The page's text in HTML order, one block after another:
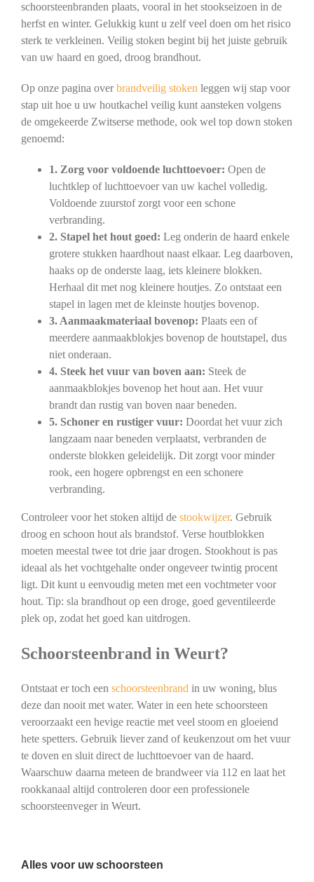
schoorsteenbranden plaats, vooral in het stookseizoen in de
herfst en winter. Gelukkig kunt u zelf veel doen om het risico
sterk te verkleinen. Veilig stoken begint bij het juiste gebruik
van uw haard en goed, droog brandhout.
Op onze pagina overbrandveilig stoken leggen wij stap voor
stap uit hoe u uw houtkachel veilig kunt aansteken volgens
de omgekeerde Zwitserse methode, ook wel top down stoken
genoemd:
1. Zorg voor voldoende luchttoevoer: Open de
luchtklep of luchttoevoer van uw kachel volledig.
Voldoende zuurstof zorgt voor een schone
verbranding.
2. Stapel het hout goed: Leg onderin de haard enkele
grotere stukken haardhout naast elkaar. Leg daarboven,
haaks op de onderste laag, iets kleinere blokken.
Herhaal dit met nog kleinere houtjes. Zo ontstaat een
stapel in lagen met de kleinste houtjes bovenop.
3. Aanmaakmateriaal bovenop: Plaats een of
meerdere aanmaakblokjes bovenop de houtstapel, dus
niet onderaan.
4. Steek het vuur van boven aan: Steek de
aanmaakblokjes bovenop het hout aan. Het vuur
brandt dan rustig van boven naar beneden.
5. Schoner en rustiger vuur: Doordat het vuur zich
langzaam naar beneden verplaatst, verbranden de
onderste blokken geleidelijk. Dit zorgt voor minder
rook, een hogere opbrengst en een schonere
verbranding.
Controleer voor het stoken altijd de stookwijzer. Gebruik
droog en schoon hout als brandstof. Verse houtblokken
moeten meestal twee tot drie jaar drogen. Stookhout is pas
ideaal als het vochtgehalte onder ongeveer twintig procent
ligt. Dit kunt u eenvoudig meten met een vochtmeter voor
hout. Tip: sla brandhout op een droge, goed geventileerde
plek op, zodat het goed kan uitdrogen.
Schoorsteenbrand in Weurt?
Ontstaat er toch een schoorsteenbrand in uw woning, blus
deze dan nooit met water. Water in een hete schoorsteen
veroorzaakt een hevige reactie met veel stoom en gloeiend
hete spetters. Gebruik liever zand of keukenzout om het vuur
te doven en sluit direct de luchttoevoer van de haard.
Waarschuw daarna meteen de brandweer via 112 en laat het
rookkanaal altijd controleren door een professionele
schoorsteenveger in Weurt.
Alles voor uw schoorsteen